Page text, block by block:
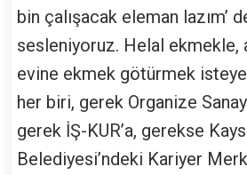
bin çalışacak eleman lazım’
sesleniyoruz. Helal ekmekle,
evine ekmek götürmek
her biri, gerek Organize Sanayi
gerek İŞ-KUR’a, gerekse
Belediyesi’ndeki Kariyer